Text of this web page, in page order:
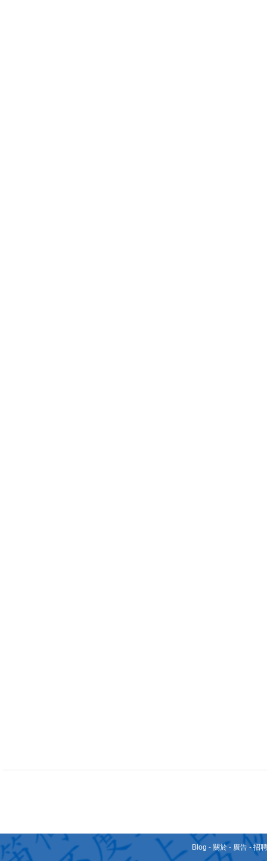
Blog - 關於 - 廣告 -招